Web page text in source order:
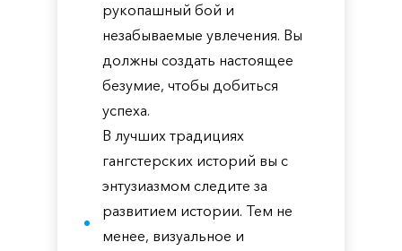
рукопашный бой и
незабываемые увлечения. Вы
должны создать настоящее
безумие, чтобы добиться
успеха.
В лучших традициях
гангстерских историй вы с
энтузиазмом следите за
развитием истории. Тем не
менее, визуальное и